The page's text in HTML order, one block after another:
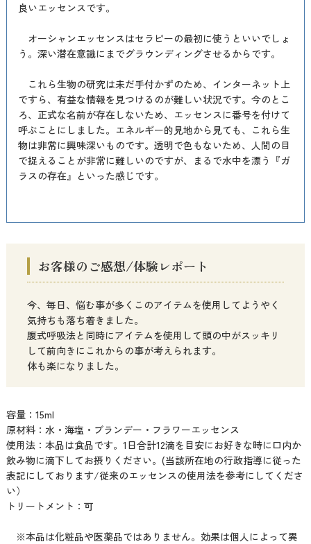
良いエッセンスです。
オーシャンエッセンスはセラピーの最初に使うといいでしょ
う。深い潜在意識にまでグラウンディングさせるからです。
これら生物の研究は未だ手付かずのため、インターネット上
ですら、有益な情報を見つけるのが難しい状況です。今のとこ
ろ、正式な名前が存在しないため、エッセンスに番号を付けて
呼ぶことにしました。エネルギー的見地から見ても、これら生
物は非常に興味深いものです。透明で色もないため、人間の目
で捉えることが非常に難しいのですが、まるで水中を漂う『ガ
ラスの存在』といった感じです。
お客様のご感想/体験レポート
今、毎日、悩む事が多くこのアイテムを使用してようやく
気持ちも落ち着きました。
腹式呼吸法と同時にアイテムを使用して頭の中がスッキリ
して前向きにこれからの事が考えられます。
体も楽になりました。
容量：15ml
原材料：水・海塩・ブランデー・フラワーエッセンス
使用法：本品は食品です。1日合計12滴を目安にお好きな時に口内か
飲み物に滴下してお摂りください。(当該所在地の行政指導に従った
表記にしております/従来のエッセンスの使用法を参考にしてくださ
い）
トリートメント：可
※本品は化粧品や医薬品ではありません。効果は個人によって異